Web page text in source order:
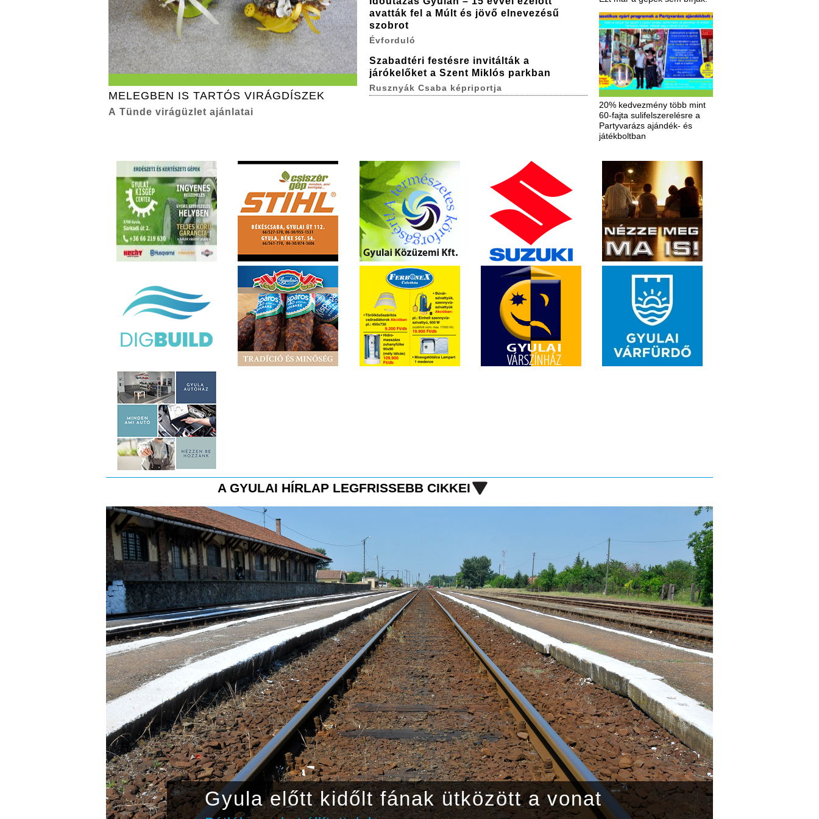
MELEGBEN IS TARTÓS VIRÁGDÍSZEK
A Tünde virágüzlet ajánlatai
20% kedvezmény több mint
60-fajta sulifelszerelésre a
Partyvarázs ajándék- és
játékboltban
avatták fel a Múlt és jövő elnevezésű
szobrot
Évforduló
Szabadtéri festésre invitálták a
járókelőket a Szent Miklós parkban
Rusznyák Csaba képriportja
A GYULAI HÍRLAP LEGFRISSEBB CIKKEI
Gyula előtt kidőlt fának ütközött a vonat